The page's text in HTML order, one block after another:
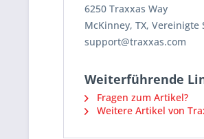
6250 Traxxas Way
McKinney, TX, Vereinigte
support@traxxas.com
Weiterführende
Fragen zum Artikel?
Weitere Artikel von